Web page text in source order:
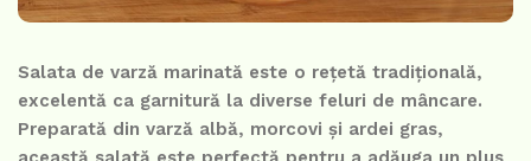
Salata de varză marinată este o rețetă tradițională,
excelentă ca garnitură la diverse feluri de mâncare.
Preparată din varză albă, morcovi și ardei gras,